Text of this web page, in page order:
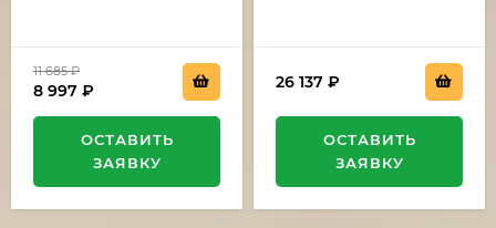
11 685₽
8 997 ₽
ОСТАВИТЬ
ЗАЯВКУ
26 137 ₽
ОСТАВИТЬ
ЗАЯВКУ